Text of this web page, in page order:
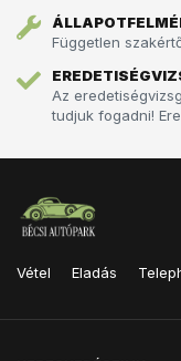
Független
Az
tudjuk fogadni!
Vétel Eladás